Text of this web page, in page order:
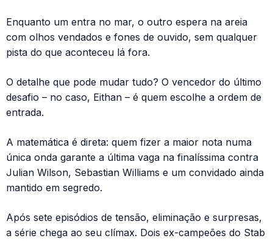
Enquanto um entra no mar, o outro espera na areia
com olhos vendados e fones de ouvido, sem qualquer
pista do que aconteceu lá fora.
O detalhe que pode mudar tudo? O vencedor do último
desafio – no caso, Eithan – é quem escolhe a ordem de
entrada.
A matemática é direta: quem fizer a maior nota numa
única onda garante a última vaga na finalíssima contra
Julian Wilson, Sebastian Williams e um convidado ainda
mantido em segredo.
Após sete episódios de tensão, eliminação e surpresas,
a série chega ao seu clímax. Dois ex-campeões do Stab